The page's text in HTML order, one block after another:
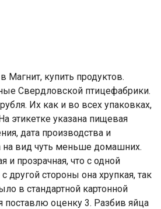
купить продуктов.
Свердловской птицефабрики.
Их как и во всех упаковках,
этикетке указана пищевая
дата производства и
на вид чуть меньше домашних.
и прозрачная, что с одной
другой стороны она хрупкая, так
в стандартной картонной
поставлю оценку 3. Разбив яйца